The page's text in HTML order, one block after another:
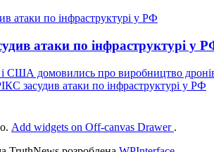
атаки по інфраструктурі у
і США домовились про виробництво
засудив атаки по інфраструктурі у РФ
Add widgets on Off-canvas Drawer .